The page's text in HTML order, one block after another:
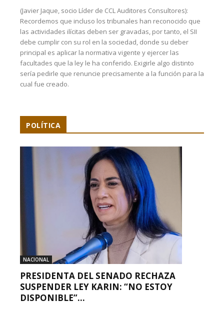
(Javier Jaque, socio Líder de CCL Auditores Consultores):
Recordemos que incluso los tribunales han reconocido que
las actividades ilícitas deben ser gravadas, por tanto, el SII
debe cumplir con su rol en la sociedad, donde su deber
principal es aplicar la normativa vigente y ejercer las
facultades que la ley le ha conferido. Exigirle algo distinto
sería pedirle que renuncie precisamente a la función para la
cual fue creado.
POLÍTICA
NACIONAL
PRESIDENTA DEL SENADO RECHAZA
SUSPENDER LEY KARIN: “NO ESTOY
DISPONIBLE”...